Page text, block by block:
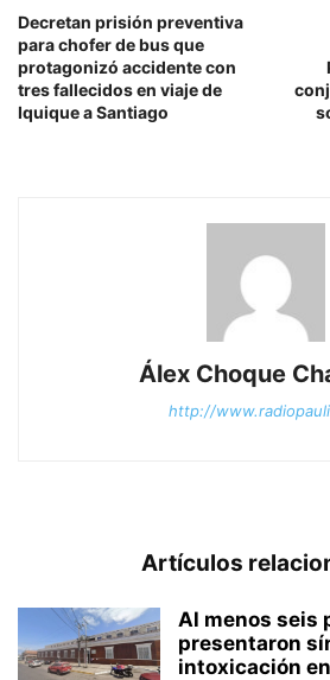
Decretan prisión preventiva
para chofer de bus que
protagonizó accidente con
tres fallecidos en viaje de
Iquique a Santiago
Álex Choque
http://
Artículos
Al menos seis
presentaron
intoxicación